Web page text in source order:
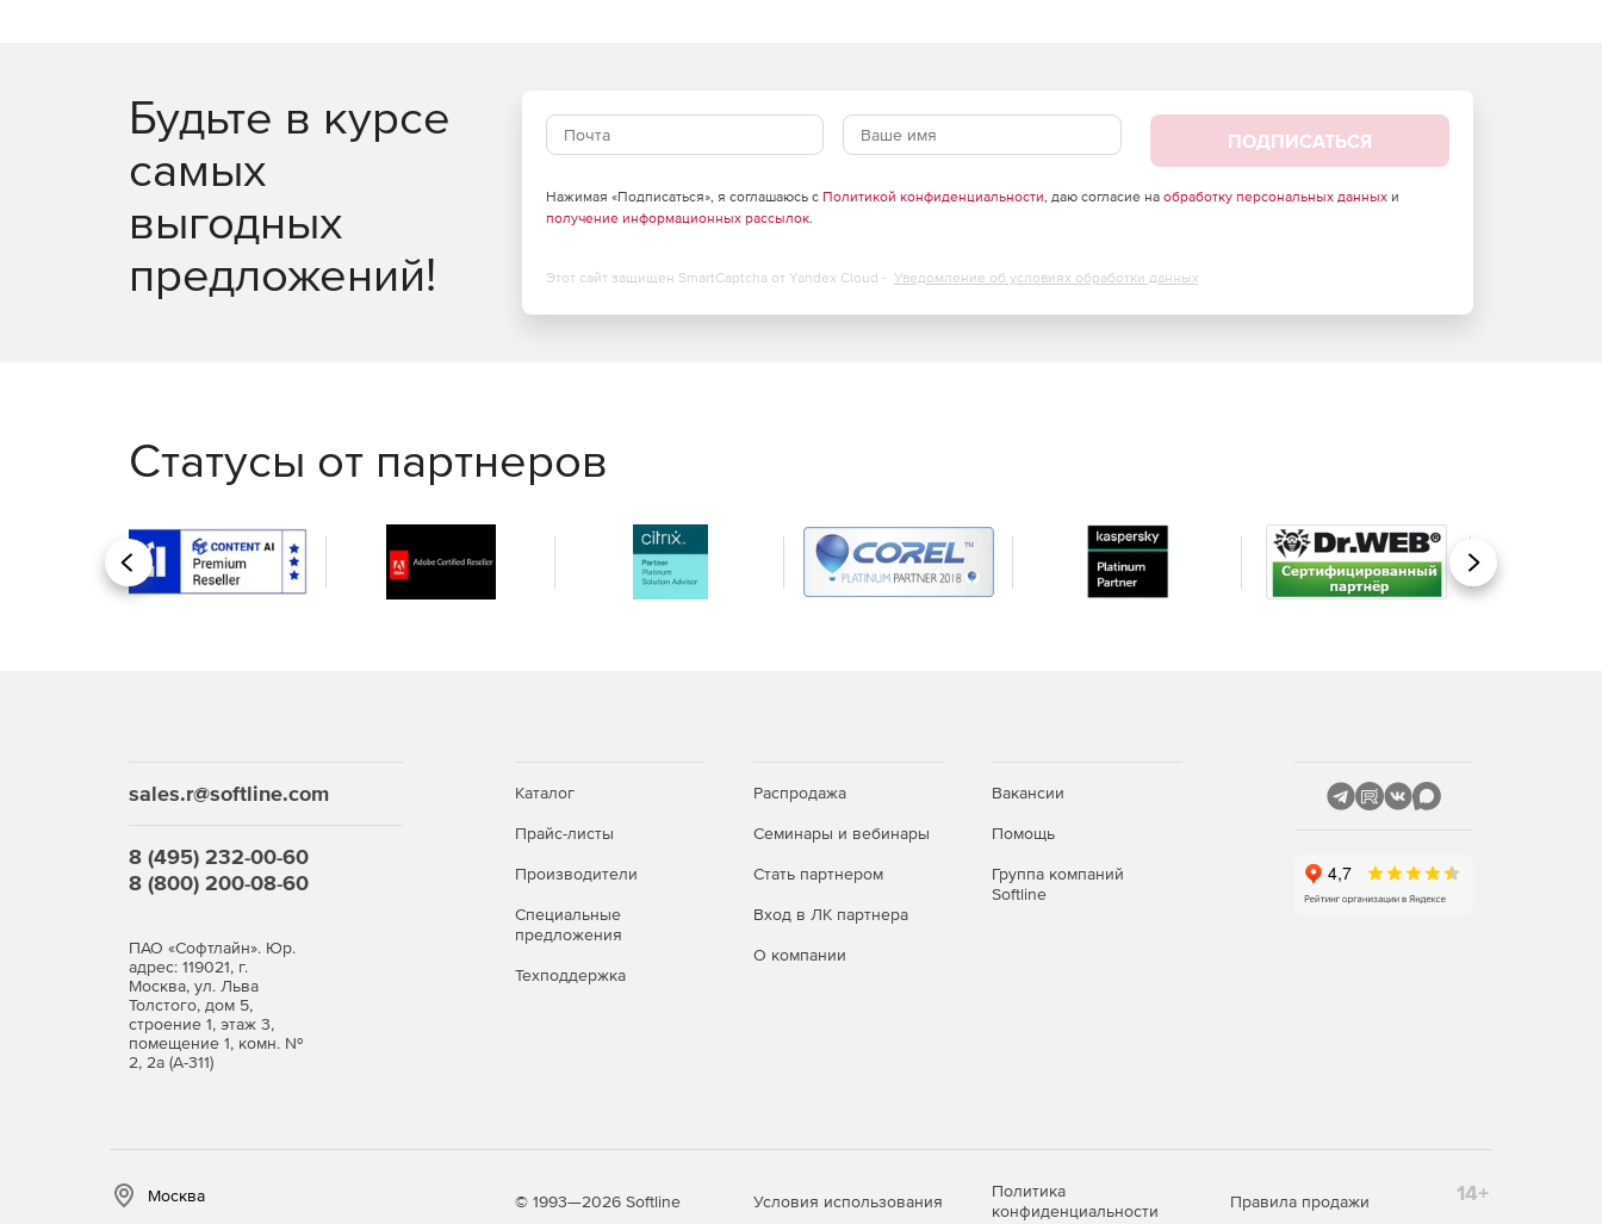
Будьте в курсе
самых
выгодных
предложений!
ПОДПИСАТЬСЯ
Нажимая «Подписаться», я соглашаюсь с Политикой конфиденциальности, даю согласие на обработку персональных данныхи
получение информационных рассылок.
Этот сайт защищен SmartCaptcha от Yandex Cloud - Уведомление об условиях обработки данных
Статусы от партнеров
Назад Вперед
sales.r@softline.com
8 (495) 232-00-60
8 (800) 200-08-60
ПАО «Софтлайн». Юр.
адрес: 119021, г.
Москва, ул. Льва
Толстого, дом 5,
строение 1, этаж 3,
помещение 1, комн. №
2, 2а (А-311)
Каталог
Прайс-листы
Производители
Специальные
предложения
Техподдержка
Распродажа
Семинары и вебинары
Стать партнером
Вход в ЛК партнера
О компании
Вакансии
Помощь
Группа компаний
Softline
Москва © 1993—2026 Softline Условия использования
Политика
конфиденциальности
Правила продажи 14+